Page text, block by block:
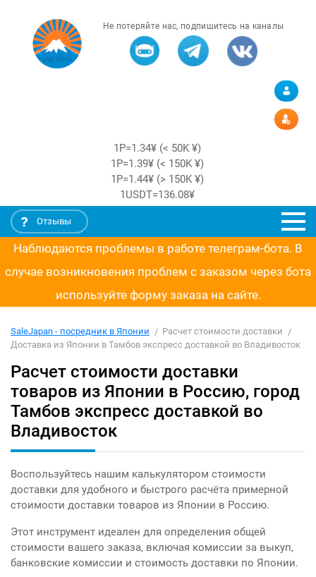
Не потеряйте нас, подпишитесь на каналы
1Р=1.34¥ (< 50K ¥)
1Р=1.39¥ (< 150K ¥)
1Р=1.44¥ (> 150K ¥)
1USDT=136.08¥
Отзывы
Наблюдаются проблемы в работе телеграм-бота. В
случае возникновения проблем с заказом через бота
используйте форму заказа на сайте.
SaleJapan - посредник в Японии
Расчет стоимости доставки
Доставка из Японии в Тамбов экспресс доставкой во Владивосток
Расчет стоимости доставки
товаров из Японии в Россию, город
Тамбов экспресс доставкой во
Владивосток
Воспользуйтесь нашим калькулятором стоимости
доставки для удобного и быстрого расчёта примерной
стоимости доставки товаров из Японии в Россию.
Этот инструмент идеален для определения общей
стоимости вашего заказа, включая комиссии за выкуп,
банковские комиссии и стоимость доставки по Японии.